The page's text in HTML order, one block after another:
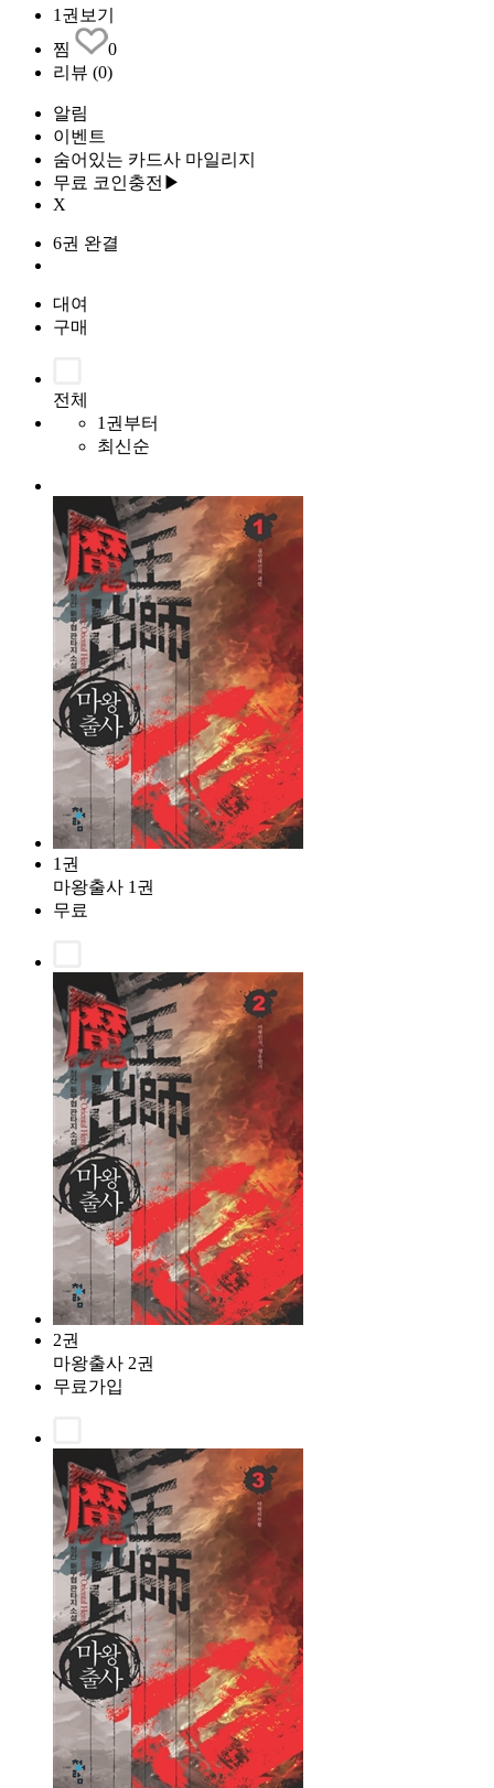
1권보기
찜
0
리뷰 (0)
알림
이벤트
숨어있는 카드사 마일리지
무료 코인충전▶
X
6권 완결
대여
구매
전체
1권부터
최신순
1권
마왕출사 1권
무료
2권
마왕출사 2권
무료가입